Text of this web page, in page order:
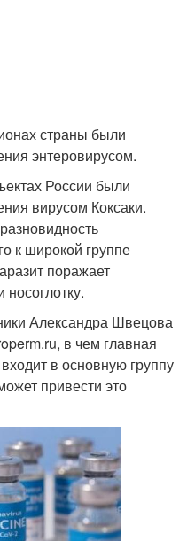
страны были
энтеровирусом.
России были
вирусом Коксаки.
к широкой группе
поражает
Александра Швецова
в чем главная
в основную группу
привести это